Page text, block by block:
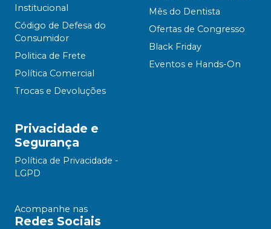
Institucional
Código de Defesa do
Consumidor
Politica de Frete
Política Comercial
Trocas e Devoluções
Mês do Dentista
Ofertas de Congresso
Black Friday
Eventos e Hands-On
Privacidade e
Segurança
Política de Privacidade -
LGPD
Acompanhe nas
Redes Sociais